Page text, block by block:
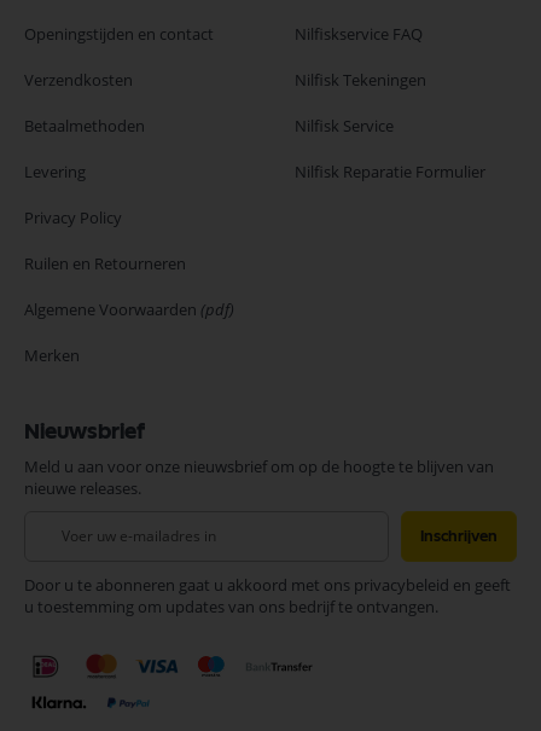
Openingstijden en contact
Verzendkosten
Betaalmethoden
Levering
Privacy Policy
Ruilen en Retourneren
Algemene Voorwaarden (pdf)
Merken
Nilfiskservice FAQ
Nilfisk Tekeningen
Nilfisk Service
Nilfisk Reparatie Formulier
Nieuwsbrief
Meld u aan voor onze nieuwsbrief om op de hoogte te blijven van
nieuwe releases.
onze
nieuwsbrief
Inschrijven
Door u te abonneren gaat u akkoord met ons privacybeleid en geeft
u toestemming om updates van ons bedrijf te ontvangen.